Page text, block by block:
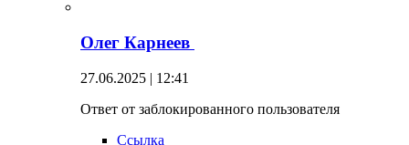
Олег Карнеев
27.06.2025 | 12:41
Ответ от заблокированного пользователя
Ссылка